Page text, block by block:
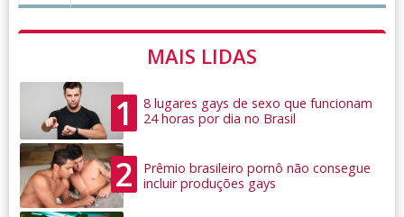
MAIS LIDAS
1
8 lugares gays de sexo que funcionam
24 horas por dia no Brasil
2
Prêmio brasileiro pornô não consegue
incluir produções gays